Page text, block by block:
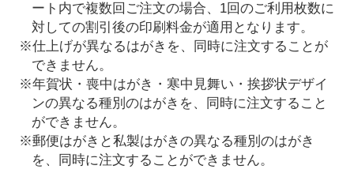
ート内で複数回ご注文の場合、1回のご利用枚数に
対しての割引後の印刷料金が適用となります。
※仕上げが異なるはがきを、同時に注文することが
できません。
※年賀状・喪中はがき・寒中見舞い・挨拶状デザイ
ンの異なる種別のはがきを、同時に注文すること
ができません。
※郵便はがきと私製はがきの異なる種別のはがき
を、同時に注文することができません。